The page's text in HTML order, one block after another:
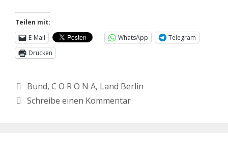
Teilen mit:
E-Mail
WhatsApp
Telegram
Drucken
Bund, C O R O N A, Land Berlin
Schreibe einen Kommentar